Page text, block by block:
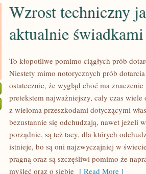
Wzrost techniczny
aktualnie
To kłopotliwe pomimo ciągłych prób
Niestety mimo notorycznych prób
ostatecznie, że wygląd choć ma
pretekstem najważniejszy, cały czas
z wieloma przeszkodami dotyczącymi
bezustannie się odchudzają, nawet jeżeli
porządnie, są też tacy, dla których
istnieje, bo są oni najzwyczajniej w
pragną oraz są szczęśliwi pomimo że
myśleć oraz o siebie [ Read More ]